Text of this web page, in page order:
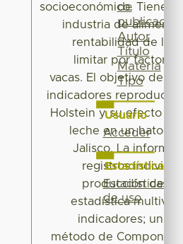
socioeconómico. Tiene
industria de
rentabilidad de la
limitar por factores
vacas. El objetivo del
indicadores
Holstein y su efecto
leche en un hato
Jalisco. La
registros
producción de
estadística
indicadores; un
método de
de
publicación
Autor
Título
Materia
Tipo
Usuario
Acceder
Estadísticas
Estadísticas
de uso